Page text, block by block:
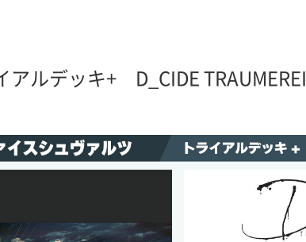
アルデッキ+ D_CIDE TRAUMEREI